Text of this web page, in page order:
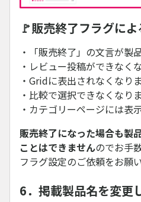
🚩販売終了フラグに
・「販売終了」の文言が製
・レビュー投稿ができなく
・Gridに表出されなくなりま
・比較で選択できなくなりま
・カテゴリーページには表
販売終了になった場合も製
ことはできませんのでお手
フラグ設定のご依頼をお願
6．掲載製品名を変更